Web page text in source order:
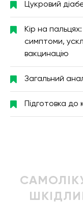
Цукровий
Кір на
симптоми,
вакцинацію
Загальний
Підготовка до